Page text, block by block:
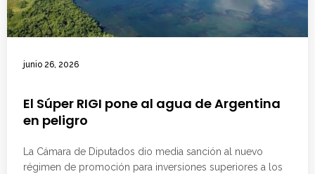
junio 26, 2026
El Súper RIGI pone al agua de Argentina
en peligro
La Cámara de Diputados dio media sanción al nuevo
régimen de promoción para inversiones superiores a los